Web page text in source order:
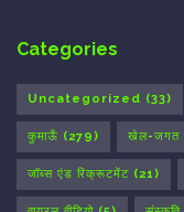
Categories
Uncategorized (33)
कुमाऊँ (279) खेल-जगत
जॉब्स एंड रिक्रूटमेंट (21)